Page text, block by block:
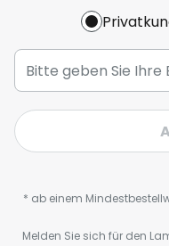
* ab einem
Melden Sie sich für den